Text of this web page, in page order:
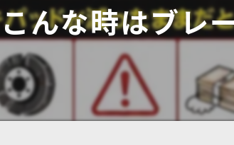
こんな時はブレ